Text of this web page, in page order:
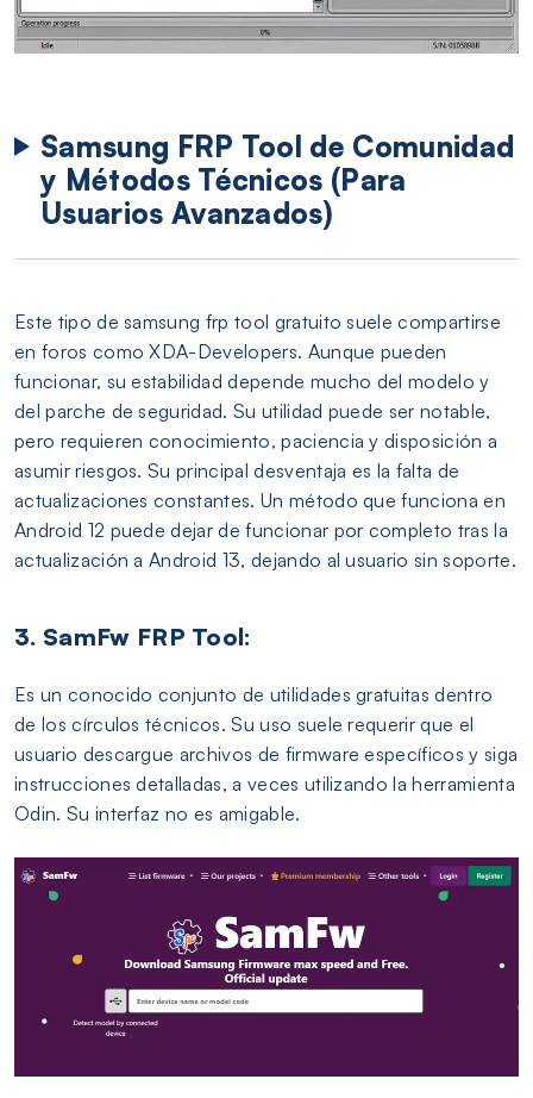
Samsung FRP Tool de Comunidad
y Métodos Técnicos (Para
Usuarios Avanzados)
Este tipo de samsung frp tool gratuito suele compartirse
en foros como XDA-Developers. Aunque pueden
funcionar, su estabilidad depende mucho del modelo y
del parche de seguridad. Su utilidad puede ser notable,
pero requieren conocimiento, paciencia y disposición a
asumir riesgos. Su principal desventaja es la falta de
actualizaciones constantes. Un método que funciona en
Android 12 puede dejar de funcionar por completo tras la
actualización a Android 13, dejando al usuario sin soporte.
3. SamFw FRP Tool:
Es un conocido conjunto de utilidades gratuitas dentro
de los círculos técnicos. Su uso suele requerir que el
usuario descargue archivos de firmware específicos y siga
instrucciones detalladas, a veces utilizando la herramienta
Odin. Su interfaz no es amigable.